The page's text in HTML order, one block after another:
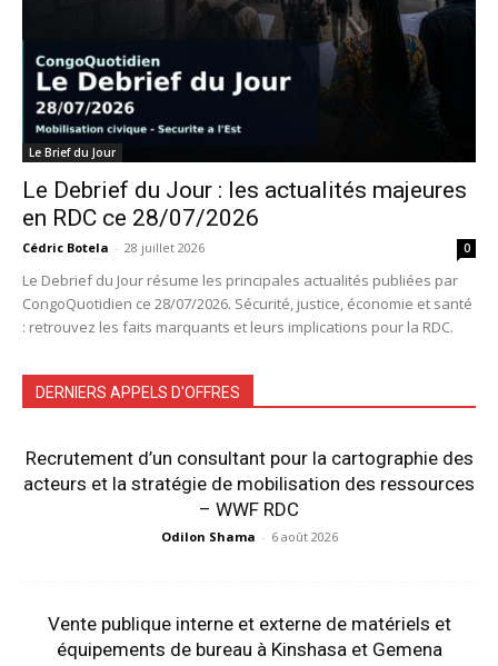
Le Brief du Jour
Le Debrief du Jour : les actualités majeures
en RDC ce 28/07/2026
Cédric Botela - 28 juillet 2026 0
Le Debrief du Jour résume les principales actualités publiées par
CongoQuotidien ce 28/07/2026. Sécurité, justice, économie et santé
: retrouvez les faits marquants et leurs implications pour la RDC.
DERNIERS APPELS D'OFFRES
Recrutement d’un consultant pour la cartographie des
acteurs et la stratégie de mobilisation des ressources
– WWF RDC
Odilon Shama - 6 août 2026
Vente publique interne et externe de matériels et
équipements de bureau à Kinshasa et Gemena